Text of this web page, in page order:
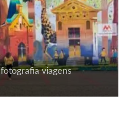
fotografia viagens